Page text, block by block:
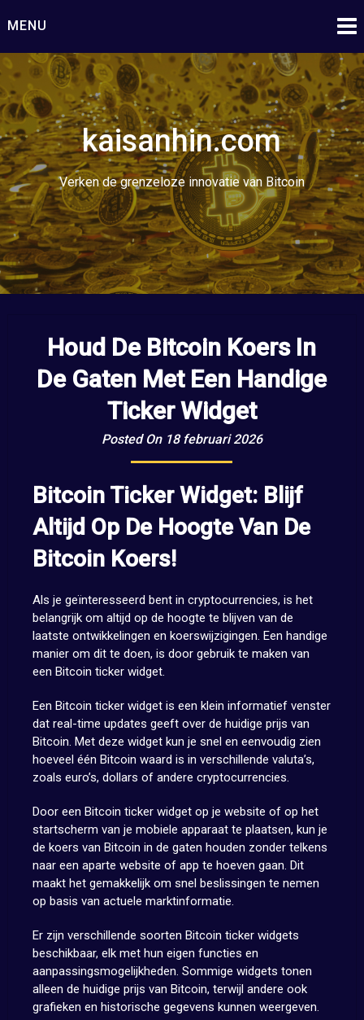
naar
inhoud
MENU
kaisanhin.com
Verken de grenzeloze innovatie van Bitcoin
Houd De Bitcoin Koers In
De Gaten Met Een Handige
Ticker Widget
Posted On 18 februari 2026
Bitcoin Ticker Widget: Blijf
Altijd Op De Hoogte Van De
Bitcoin Koers!
Als je geïnteresseerd bent in cryptocurrencies, is het
belangrijk om altijd op de hoogte te blijven van de
laatste ontwikkelingen en koerswijzigingen. Een handige
manier om dit te doen, is door gebruik te maken van
een Bitcoin ticker widget.
Een Bitcoin ticker widget is een klein informatief venster
dat real-time updates geeft over de huidige prijs van
Bitcoin. Met deze widget kun je snel en eenvoudig zien
hoeveel één Bitcoin waard is in verschillende valuta’s,
zoals euro’s, dollars of andere cryptocurrencies.
Door een Bitcoin ticker widget op je website of op het
startscherm van je mobiele apparaat te plaatsen, kun je
de koers van Bitcoin in de gaten houden zonder telkens
naar een aparte website of app te hoeven gaan. Dit
maakt het gemakkelijk om snel beslissingen te nemen
op basis van actuele marktinformatie.
Er zijn verschillende soorten Bitcoin ticker widgets
beschikbaar, elk met hun eigen functies en
aanpassingsmogelijkheden. Sommige widgets tonen
alleen de huidige prijs van Bitcoin, terwijl andere ook
grafieken en historische gegevens kunnen weergeven.